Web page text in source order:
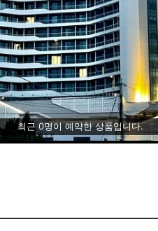
최근 0명이 예약한 상품입니다.